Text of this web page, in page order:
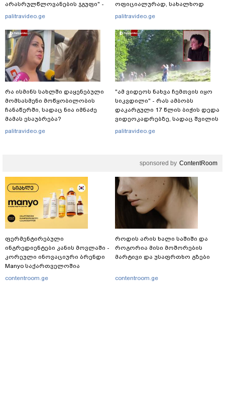
არასრულწლოვანების ჯგუფი" -
რა ინფორმაციას ავრცელებს
palitravideo.ge
რა ისმინს სახლში დაყენებული
მომსასმენი მოწყობილობის
ჩანაწერში, სადაც ნია იმნაძე
მამას ესაუბრება?
palitravideo.ge
ოფიციალურად, სახალხოდ
გადავცემ" - ეკა კუპატაძე
palitravideo.ge
"ამ ვიდეოს ნახვა ჩემთვის იყო
სიკვდილი" - რას ამბობს
დაკარგული 17 წლის ბიჭის დედა
ვიდეოკადრებზე, სადაც შვილის
განწირული ვედრების ხმა
palitravideo.ge
sponsored by ContentRoom
ფერმენტირებული
ინგრედიენტები კანის მოვლაში -
კორეული ინოვაციური ბრენდი
Manyo საქართველოშია
contentroom.ge
როდის არის ხალი საშიში და
როგორია მისი მოშორების
მარტივი და უსაფრთხო გზები
contentroom.ge